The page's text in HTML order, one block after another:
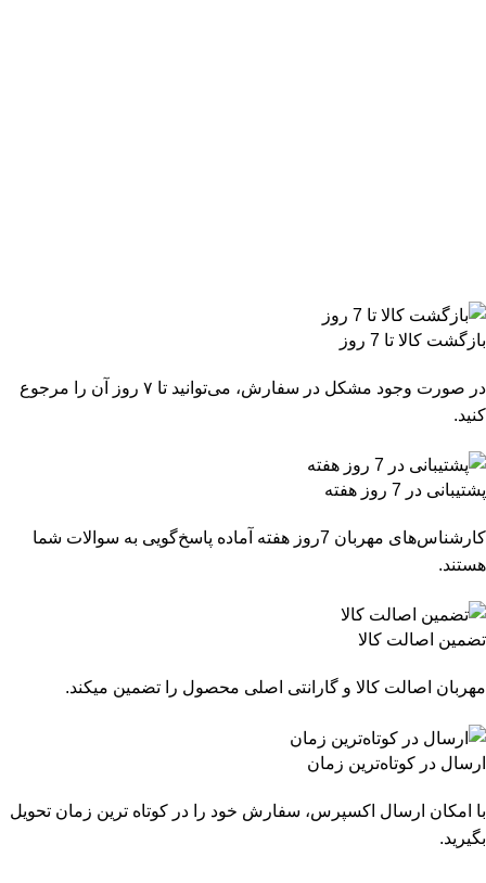
بازگشت کالا تا 7 روز
در صورت وجود مشکل در سفارش، می‌توانید تا ۷ روز آن را مرجوع
کنید.
پشتیبانی در 7 روز هفته
کارشناس‌های مهربان 7روز هفته آماده پاسخ‌گویی به سوالات شما
هستند.
تضمین اصالت کالا
مهربان اصالت کالا و گارانتی اصلی محصول را تضمین میکند.
ارسال در کوتاه‌ترین زمان
با امکان ارسال اکسپرس، سفارش خود را در کوتاه ترین زمان تحویل
بگیرید.